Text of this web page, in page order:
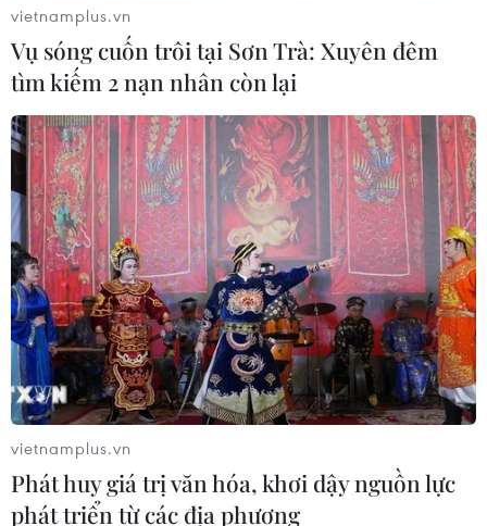
TIN CÙNG CHUYÊN MỤC
Điểm chuẩn Đại học Kinh tế quốc
dân cao nhất lên đến trên 9,6 điểm
mỗi môn
09/08/2026 06:40
Các trường đại học bắt đầu công bố
điểm chuẩn xét tuyển năm 2026
09/08/2026 06:25
vietnamplus.vn
Vụ sóng cuốn trôi tại Sơn Trà: Xuyên đêm
tìm kiếm 2 nạn nhân còn lại
vietnamplus.vn
Phát huy giá trị văn hóa, khơi dậy nguồn lực
phát triển từ các địa phương